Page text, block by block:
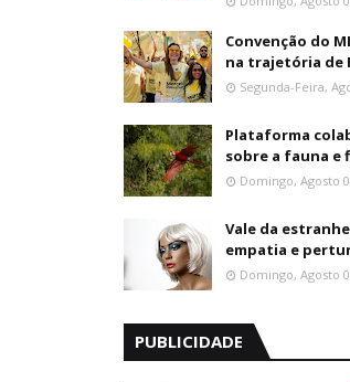
Convenção do
na trajetória de
Segunda-Feira,
Plataforma
sobre a fauna e
Domingo, Agosto
Vale da
empatia e
Domingo, Agosto
PUBLICIDADE